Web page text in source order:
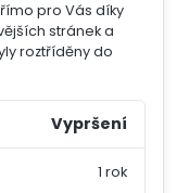
pro Vás díky
stránek a
roztříděny do
Vypršení
1 rok